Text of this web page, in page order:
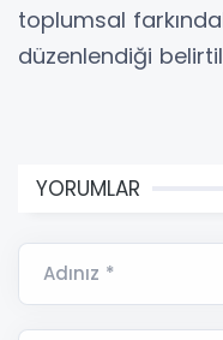
toplumsal
düzenlendiği
YORUMLAR
Adınız *